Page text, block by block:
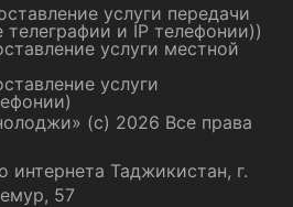
услуги передачи
и IP телефонии))
услуги местной
услуги
(с) 2026 Все права
интернета Таджикистан, г.
57